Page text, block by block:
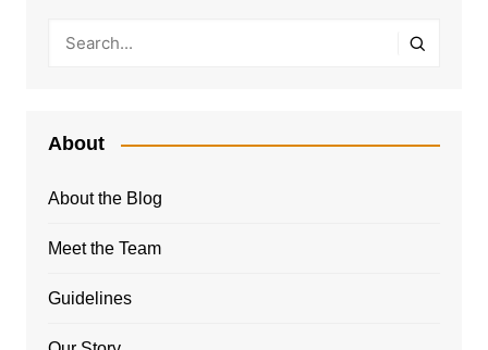
About
About the Blog
Meet the Team
Guidelines